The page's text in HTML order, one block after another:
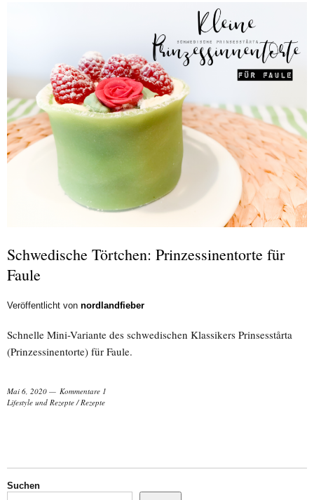
Schwedische Törtchen: Prinzessinentorte für
Faule
Veröffentlicht von nordlandfieber
Schnelle Mini-Variante des schwedischen Klassikers Prinsesstårta
(Prinzessinentorte) für Faule.
Mai 6, 2020
Kommentare 1
Lifestyle und Rezepte/Rezepte
Suchen